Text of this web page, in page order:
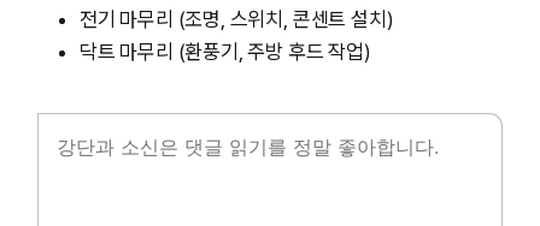
전기 마무리 (조명, 스위치, 콘센트 설치)
닥트 마무리 (환풍기, 주방 후드 작업)